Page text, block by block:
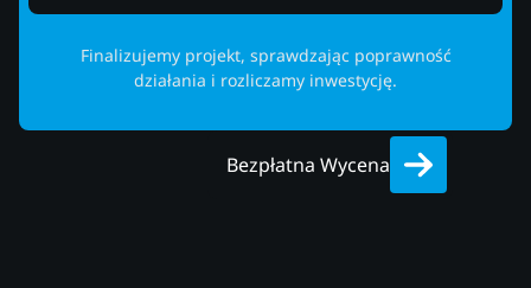
Finalizujemy projekt, sprawdzając poprawność
działania i rozliczamy inwestycję.
Bezpłatna Wycena